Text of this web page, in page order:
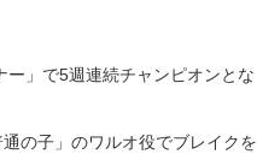
」で5週連続チャンピオンとな
の子」のワルオ役でブレイクを